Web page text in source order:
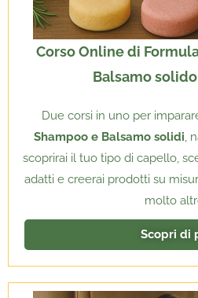
Corso Online di
Balsamo
Due corsi in uno per
Shampoo e Balsamo solidi,
scoprirai il tuo tipo di capello,
adatti e creerai prodotti su
molto
Scopri di